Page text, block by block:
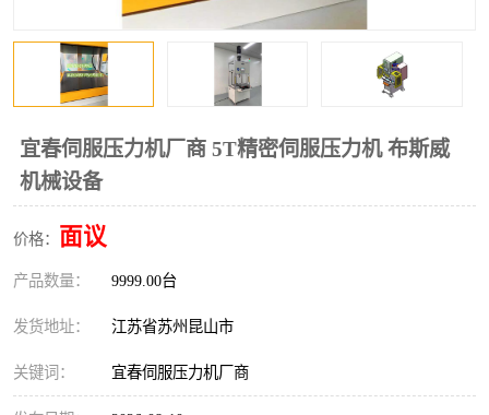
宜春伺服压力机厂商 5T精密伺服压力机 布斯威
机械设备
价格： 面议
产品数量： 9999.00台
发货地址： 江苏省苏州昆山市
关键词： 宜春伺服压力机厂商